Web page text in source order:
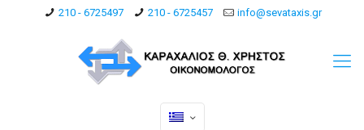
210 - 6725497 210 - 6725457 info@sevataxis.gr